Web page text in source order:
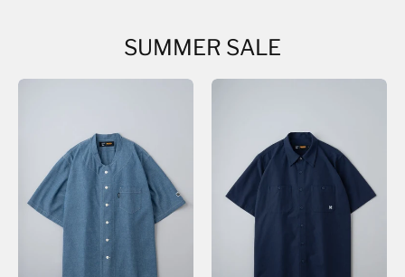
SUMMER SALE